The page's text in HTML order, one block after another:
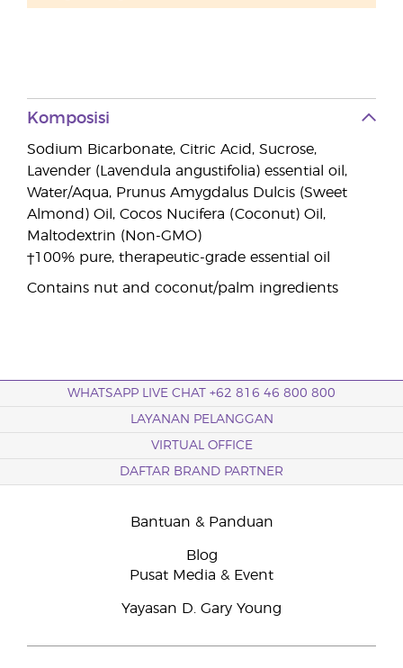
Komposisi
Sodium Bicarbonate, Citric Acid, Sucrose,
Lavender (Lavendula angustifolia) essential oil,
Water/Aqua, Prunus Amygdalus Dulcis (Sweet
Almond) Oil, Cocos Nucifera (Coconut) Oil,
Maltodextrin (Non-GMO)
†100% pure, therapeutic-grade essential oil
Contains nut and coconut/palm ingredients
WHATSAPP LIVE CHAT +62 816 46 800 800
LAYANAN PELANGGAN
VIRTUAL OFFICE
DAFTAR BRAND PARTNER
Bantuan & Panduan
Blog
Pusat Media & Event
Yayasan D. Gary Young